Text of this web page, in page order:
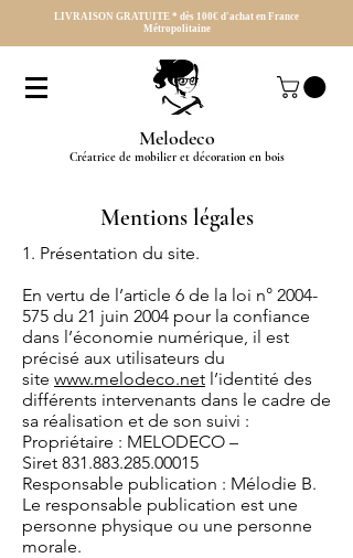
LIVRAISON GRATUITE * dès 100€ d'achat en France
Métropolitaine
Melodeco
Créatrice de mobilier et décoration en bois
Mentions légales
1. Présentation du site.
En vertu de l’article 6 de la loi n° 2004-
575 du 21 juin 2004 pour la confiance
dans l’économie numérique, il est
précisé aux utilisateurs du
site www.melodeco.net l’identité des
différents intervenants dans le cadre de
sa réalisation et de son suivi :
Propriétaire : MELODECO –
Siret 831.883.285.00015
Responsable publication : Mélodie B.
Le responsable publication est une
personne physique ou une personne
morale.